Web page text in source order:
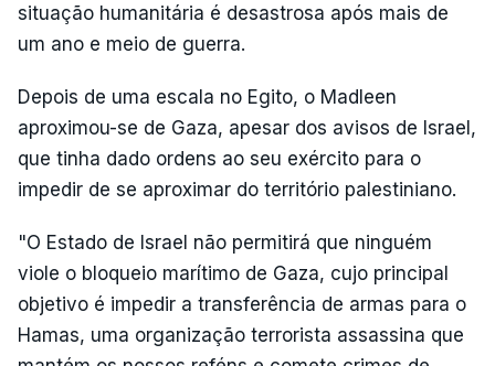
situação humanitária é desastrosa após mais de
um ano e meio de guerra.
Depois de uma escala no Egito, o Madleen
aproximou-se de Gaza, apesar dos avisos de Israel,
que tinha dado ordens ao seu exército para o
impedir de se aproximar do território palestiniano.
"O Estado de Israel não permitirá que ninguém
viole o bloqueio marítimo de Gaza, cujo principal
objetivo é impedir a transferência de armas para o
Hamas, uma organização terrorista assassina que